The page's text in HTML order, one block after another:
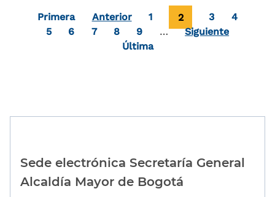
Paginación
Primera página
Primera Anterior Page
1 Página actual
2 Page
3 Page
4
Page
5 Page
6 Page
7 Page
8 Page
9 …
Siguiente
Última página
Última
Sede electrónica Secretaría General
Alcaldía Mayor de Bogotá